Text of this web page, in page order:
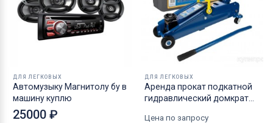
ДЛЯ ЛЕГКОВЫХ
Автомузыку Магнитолу бу в
машину куплю
25000 ₽
ДЛЯ ЛЕГКОВЫХ
Аренда прокат подкатной
гидравлический домкрат
Цена по запросу